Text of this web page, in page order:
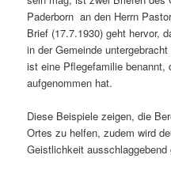
Paderborn an den Herrn
Brief (17.7.1930) geht hervor,
in der Gemeinde
ist eine Pflegefamilie benannt,
aufgenommen hat.
Diese Beispiele zeigen, die
Ortes zu helfen, zudem wird
Geistlichkeit ausschlaggebend